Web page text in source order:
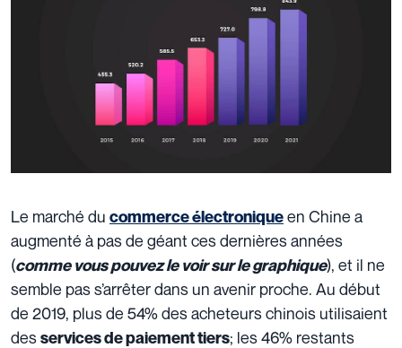
Le marché du commerce électroniqueen Chine a
augmenté à pas de géant ces dernières années
(comme vous pouvez le voir sur le graphique), et il ne
semble pas s’arrêter dans un avenir proche. Au début
de 2019, plus de 54% des acheteurs chinois utilisaient
desservices de paiement tiers; les 46% restants